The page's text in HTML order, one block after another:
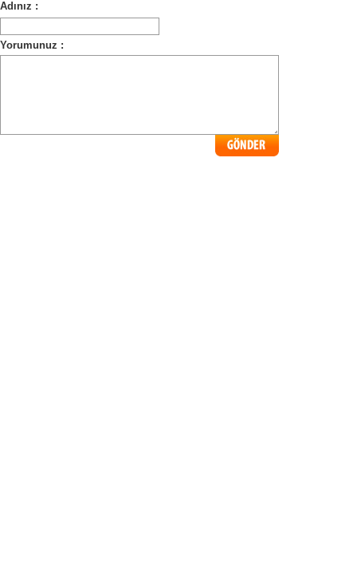
Adınız :
Yorumunuz :